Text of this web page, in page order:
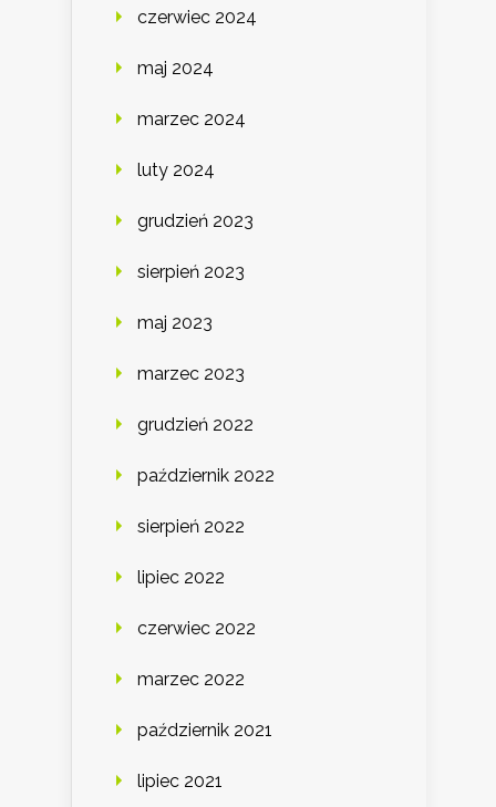
czerwiec 2024
maj 2024
marzec 2024
luty 2024
grudzień 2023
sierpień 2023
maj 2023
marzec 2023
grudzień 2022
październik 2022
sierpień 2022
lipiec 2022
czerwiec 2022
marzec 2022
październik 2021
lipiec 2021